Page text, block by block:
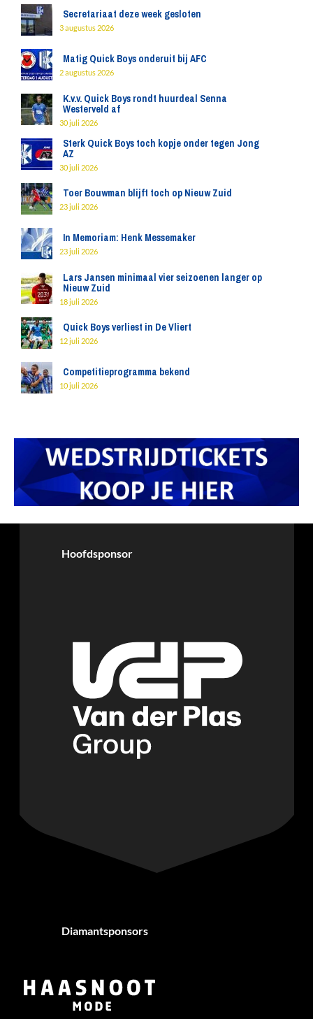
Secretariaat deze week gesloten
3 augustus 2026
Matig Quick Boys onderuit bij AFC
2 augustus 2026
K.v.v. Quick Boys rondt huurdeal Senna
Westerveld af
30 juli 2026
Sterk Quick Boys toch kopje onder tegen Jong
AZ
30 juli 2026
Toer Bouwman blijft toch op Nieuw Zuid
23 juli 2026
In Memoriam: Henk Messemaker
23 juli 2026
Lars Jansen minimaal vier seizoenen langer op
Nieuw Zuid
18 juli 2026
Quick Boys verliest in De Vliert
12 juli 2026
Competitieprogramma bekend
10 juli 2026
Hoofdsponsor
Diamantsponsors